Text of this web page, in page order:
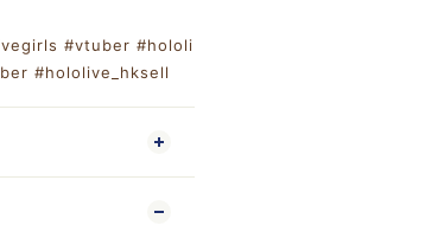
#vtuber #hololi
#hololive_hksell